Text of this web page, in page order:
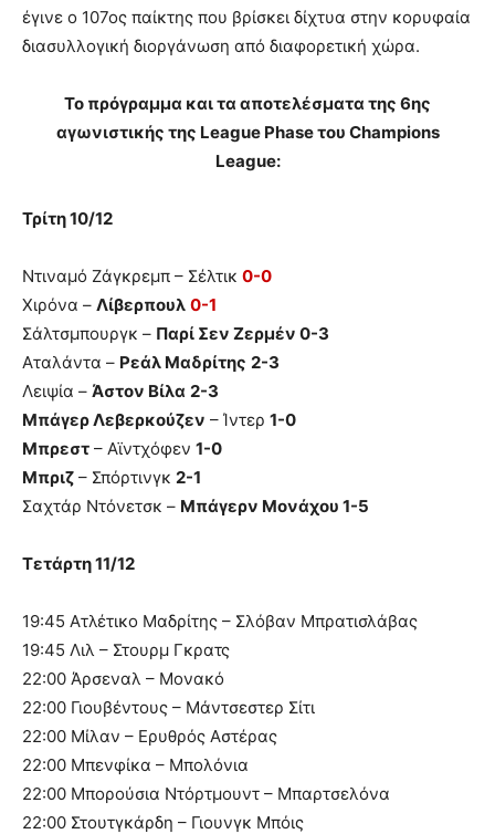
έγινε ο 107ος παίκτης που βρίσκει δίχτυα στην κορυφαία
διασυλλογική διοργάνωση από διαφορετική χώρα.
Το πρόγραμμα και τα αποτελέσματα της 6ης
αγωνιστικής της League Phase του Champions
League:
Τρίτη 10/12
Ντιναμό Ζάγκρεμπ – Σέλτικ 0-0
Χιρόνα – Λίβερπουλ 0-1
Σάλτσμπουργκ – Παρί Σεν Ζερμέν 0-3
Αταλάντα – Ρεάλ Μαδρίτης 2-3
Λειψία – Άστον Βίλα 2-3
Μπάγερ Λεβερκούζεν – Ίντερ 1-0
Μπρεστ – Αϊντχόφεν 1-0
Μπριζ – Σπόρτινγκ 2-1
Σαχτάρ Ντόνετσκ – Μπάγερν Μονάχου 1-5
Τετάρτη 11/12
19:45 Ατλέτικο Μαδρίτης – Σλόβαν Μπρατισλάβας
19:45 Λιλ – Στουρμ Γκρατς
22:00 Άρσεναλ – Μονακό
22:00 Γιουβέντους – Μάντσεστερ Σίτι
22:00 Μίλαν – Ερυθρός Αστέρας
22:00 Μπενφίκα – Μπολόνια
22:00 Μπορούσια Ντόρτμουντ – Μπαρτσελόνα
22:00 Στουτγκάρδη – Γιουνγκ Μπόις